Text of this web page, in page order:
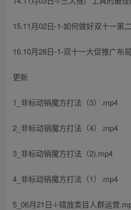
15.11月02日-1-如何做好双十一第
16.10月28日-1-双十一大促推广布
更新
1_非标动销魔方打法（3）.mp4
2_非标动销魔方打法（4）.mp4
3_非标动销魔方打法（2).mp4
4_非标动销魔方打法（1）.mp4
5_06月21日-l-错放类目人群运营